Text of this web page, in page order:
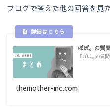
ブログで答えた他の回答を見
ぽぽ。の質
「ぽぽ。の質
themother-inc.com